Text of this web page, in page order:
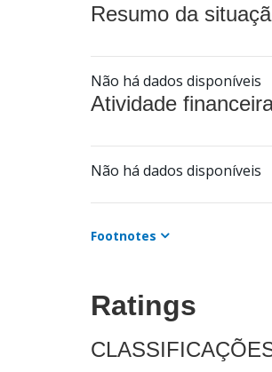
Resumo da
Não há dados disponíveis
Atividade
Não há dados disponíveis
Footnotes
Ratings